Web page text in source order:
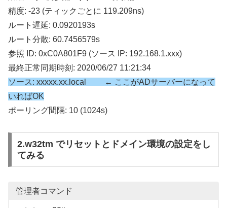
精度: -23 (ティックごとに 119.209ns)
ルート遅延: 0.0920193s
ルート分散: 60.7456579s
参照 ID: 0xC0A801F9 (ソース IP: 192.168.1.xxx)
最終正常同期時刻: 2020/06/27 11:21:34
ソース: xxxxx.xx.local ← ここがADサーバーになって
いればOK
ポーリング間隔: 10 (1024s)
2.w32tm でリセットとドメイン環境の設定をし
てみる
管理者コマンド